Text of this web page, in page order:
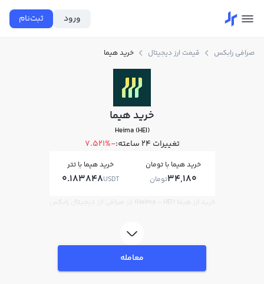
ورود ثبت‌نام
صرافی رابکس قیمت ارز دیجیتال خرید هیما
خرید هیما
Heima (HEI)
تغییرات ۲۴ ساعته: -7.521%
خرید هیما با تومان
34,180تومان
خرید هیما با تتر
0.183848USDT
خرید ارز هیما (Heima - HEI) در صرافی ارز دیجیتال رابکس
معامله